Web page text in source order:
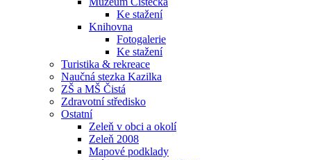
Ke stažení
Knihovna
Fotogalerie
Ke stažení
Turistika & rekreace
Naučná stezka Kazilka
ZŠ a MŠ Čistá
Zdravotní středisko
Ostatní
Zeleň v obci a okolí
Zeleň 2008
Mapové podklady